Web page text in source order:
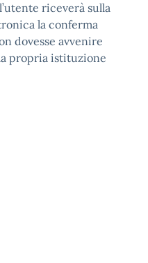
riceverà sulla
la conferma
dovesse avvenire
propria istituzione